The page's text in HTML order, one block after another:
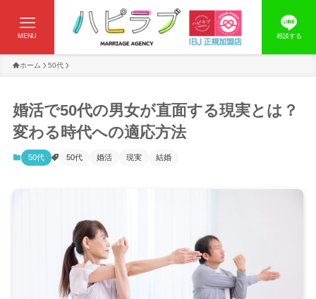
相談する
MENU
ホーム 50代
婚活で50代の男女が直面する現実とは？
変わる時代への適応方法
50代 50代 婚活 現実 結婚